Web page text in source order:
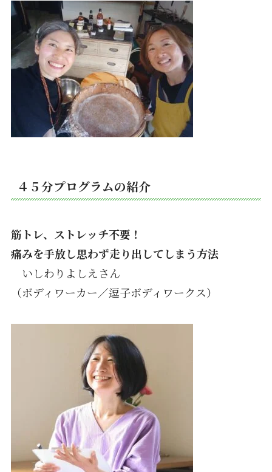
４５分プログラムの紹介
筋トレ、ストレッチ不要！
痛みを手放し思わず走り出してしまう方法
いしわりよしえさん
（ボディワーカー／逗子ボディワークス）